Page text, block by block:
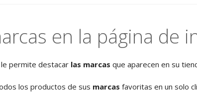
en la página de
le permite destacar las marcas que aparecen en su
los productos de sus marcas favoritas en un solo